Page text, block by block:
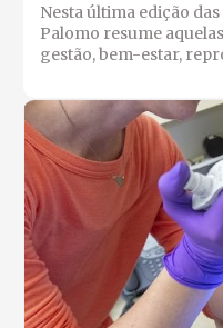
Nesta última edição
Palomo resume
gestão, bem-estar,